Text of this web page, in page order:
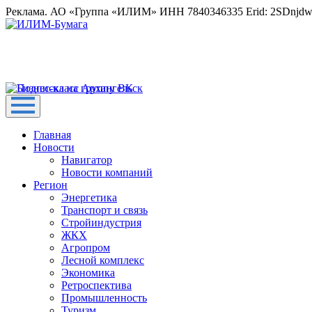
Реклама. АО «Группа «ИЛИМ» ИНН 7840346335 Erid:
Главная
Новости
Навигатор
Новости компаний
Регион
Энергетика
Транспорт и связь
Стройиндустрия
ЖКХ
Агропром
Лесной комплекс
Экономика
Ретроспектива
Промышленность